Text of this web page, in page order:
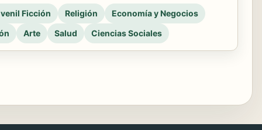
Ficción Religión
Economía y Negocios
Arte Salud Ciencias Sociales